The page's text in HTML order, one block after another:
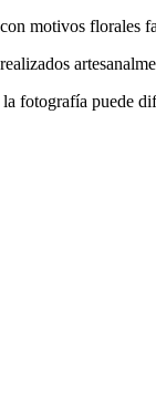
motivos florales
fotografía puede